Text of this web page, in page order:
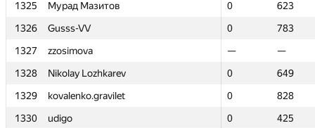
1325
Мурад Мазитов 0
623
1326
Gusss-VV 0
783
1327
zzosimova —
—
1328
Nikolay Lozhkarev 0
649
1329
kovalenko.gravilet 0
828
1330
udigo 0
425
1325
Мурад Мазитов 0
623
1326
Gusss-VV 0
783
1327
zzosimova —
—
1328
Nikolay Lozhkarev 0
649
1329
kovalenko.gravilet 0
828
1330
udigo 0
425